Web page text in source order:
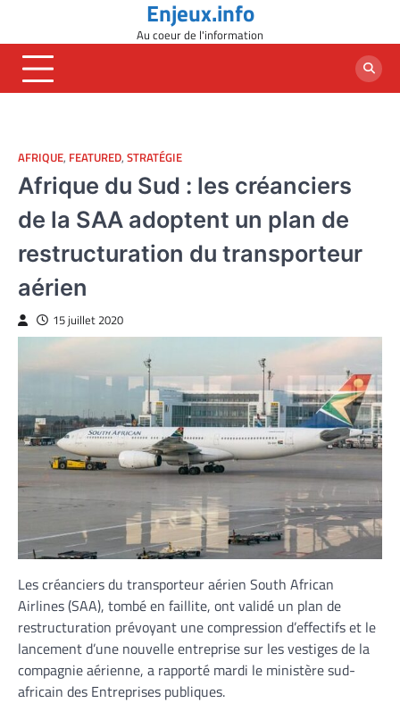
content
Enjeux.info
Au coeur de l'information
AFRIQUE, FEATURED, STRATÉGIE
Afrique du Sud : les créanciers
de la SAA adoptent un plan de
restructuration du transporteur
aérien
15 juillet 2020
Les créanciers du transporteur aérien South African
Airlines (SAA), tombé en faillite, ont validé un plan de
restructuration prévoyant une compression d’effectifs et le
lancement d’une nouvelle entreprise sur les vestiges de la
compagnie aérienne, a rapporté mardi le ministère sud-
africain des Entreprises publiques.